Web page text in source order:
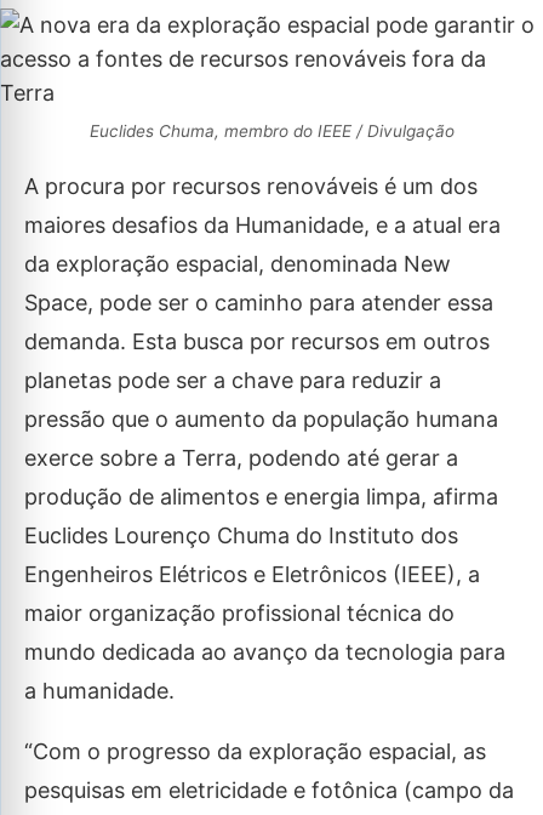
Euclides Chuma, membro do IEEE / Divulgação
A procura por recursos renováveis é um dos
maiores desafios da Humanidade, e a atual era
da exploração espacial, denominada New
Space, pode ser o caminho para atender essa
demanda. Esta busca por recursos em outros
planetas pode ser a chave para reduzir a
pressão que o aumento da população humana
exerce sobre a Terra, podendo até gerar a
produção de alimentos e energia limpa, afirma
Euclides Lourenço Chuma do Instituto dos
Engenheiros Elétricos e Eletrônicos (IEEE), a
maior organização profissional técnica do
mundo dedicada ao avanço da tecnologia para
a humanidade.
“Com o progresso da exploração espacial, as
pesquisas em eletricidade e fotônica (campo da